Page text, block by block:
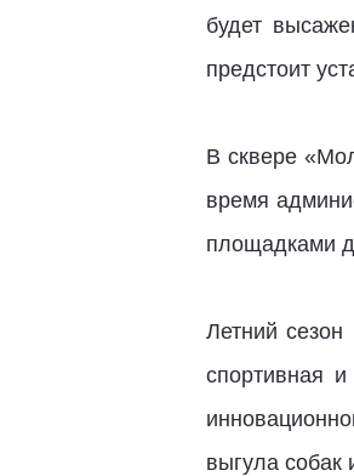
будет
предстоит
В сквере
время
площадками
Летний
спортивная
выгула собак